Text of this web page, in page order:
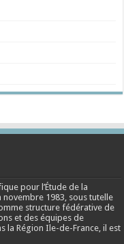
pour l’Étude de la
novembre 1983, sous tutelle
structure fédérative de
et des équipes de
la Région Ile-de-France, il est